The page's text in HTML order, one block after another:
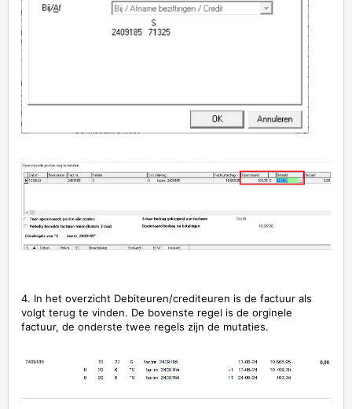
4. In het overzicht Debiteuren/crediteuren is de factuur als
volgt terug te vinden. De bovenste regel is de orginele
factuur, de onderste twee regels zijn de mutaties.